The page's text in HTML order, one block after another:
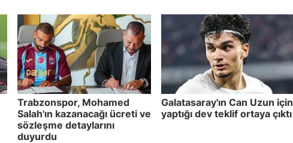
Trabzonspor, Mohamed
Salah'ın kazanacağı ücreti ve
sözleşme detaylarını
duyurdu
Galatasaray'ın Can Uzun için
yaptığı dev teklif ortaya çıktı